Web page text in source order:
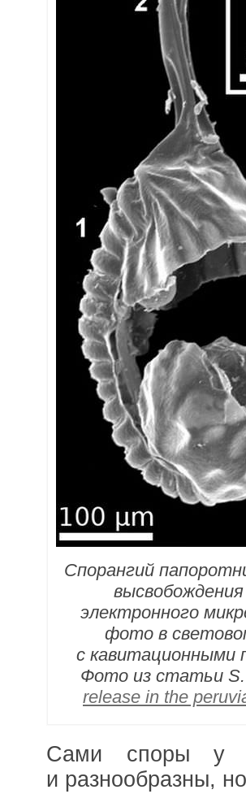
Спорангий
электронного
фото в
с кавитационными
Фото из статьи
release in the
Сами споры у
и разнообразны,